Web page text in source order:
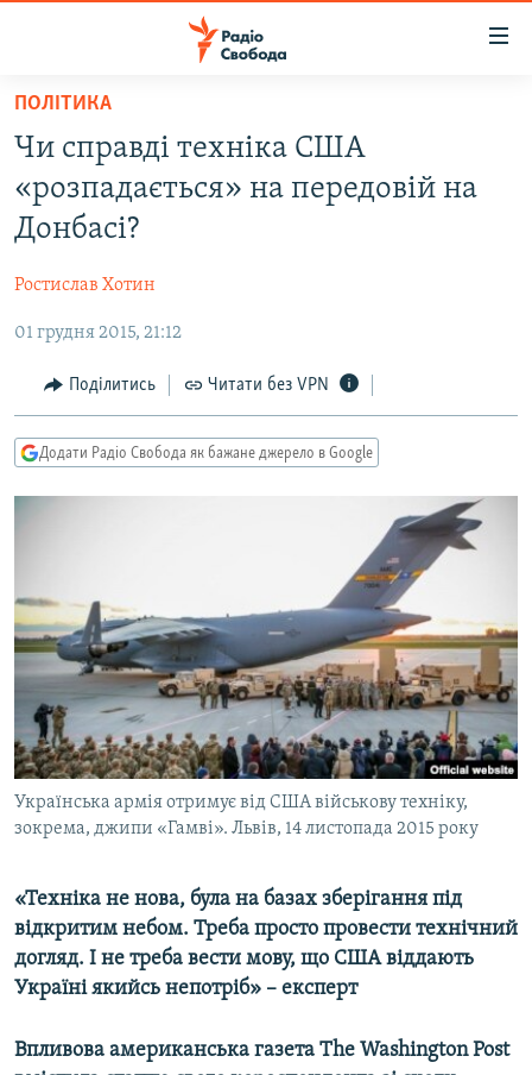
Перейти
основного
матеріалу
Перейти
до
основної
Перейти
пошуку
ВСЕ ЗА ДОБУ
СТАТТІ
СУСПІЛЬСТВО
КУЛЬТУРА
УКРАЇНА
РОСІЙСЬКА «ФІЛЬТРАЦІЯ»
ДОНБАС.РЕАЛІЇ
КРИМ.РЕАЛІЇ
СХЕМИ
ФОТО
СПЕЦПРОЄКТИ
ПОДКАСТИ
КРИМ РЕАЛІЇ
РУС
УКР
ДОЛУЧАЙСЯ!
ПОЛІТИКА
Чи справді техніка США
«розпадається» на передовій на
Донбасі?
Ростислав Хотин
01 грудня 2015, 21:12
Поділитись Читати без VPN
Додати Радіо Свобода як бажане джерело в Google
Українська армія отримує від США військову техніку,
зокрема, джипи «Гамві». Львів, 14 листопада 2015 року
«Техніка не нова, була на базах зберігання під
відкритим небом. Треба просто провести технічний
догляд. І не треба вести мову, що США віддають
Україні якийсь непотріб» – експерт
Впливова американська газета The Washington Post